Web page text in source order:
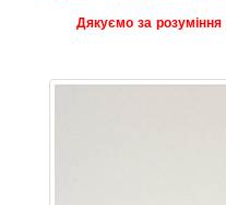
Дякуємо за розуміння